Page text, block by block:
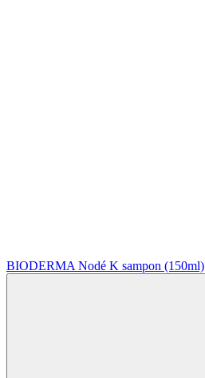
BIODERMA Nodé K sampon (150ml)